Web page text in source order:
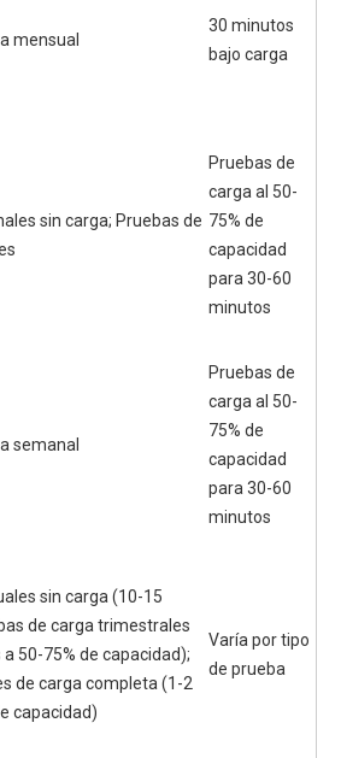
mensual
30 minutos
bajo carga
sin carga; Pruebas de
Pruebas de
carga al 50-
75% de
capacidad
para 30-60
minutos
semanal
Pruebas de
carga al 50-
75% de
capacidad
para 30-60
minutos
sin carga (10-15
de carga trimestrales
50-75% de capacidad);
de carga completa (1-2
capacidad)
Varía por tipo
de prueba